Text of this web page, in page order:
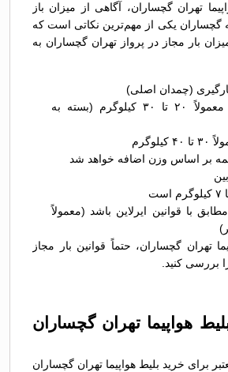
تهران گچساران، آگاهی از میزان باز
به گچساران یکی از مهم‌ترین نکاتی است که
بار مجاز در پرواز تهران گچساران به
(چمدان اصلی)
در کلاس اکونومی: معمولاً ۲۰ تا ۳۰ کیلوگرم (بسته به
بر اساس وزن اضافه خواهد شد
با قوانین ایرلاین باشد (معمولاً
تهران گچساران، حتماً قوانین بار مجاز
بررسی کنید.
هواپیما تهران گچساران
برای خرید بلیط هواپیما تهران گچساران